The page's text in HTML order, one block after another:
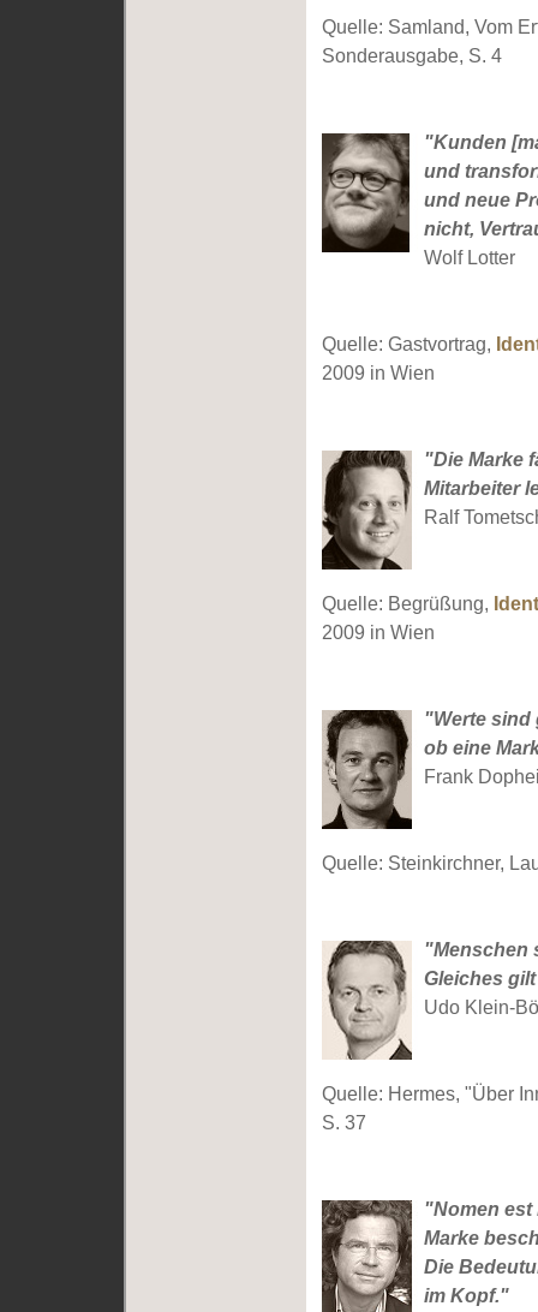
Quelle: Samland, Vom
Sonderausgabe, S. 4
"Kunden
und
und neue
nicht,
Wolf Lotter
Quelle: Gastvortrag,
2009 in Wien
"Die Marke
Mitarbeiter
Ralf
Quelle: Begrüßung,
2009 in Wien
"Werte sind
ob eine
Frank
Quelle: Steinkirchner,
"Menschen
Gleiches
Udo Klein-
Quelle: Hermes, "Über
S. 37
"Nomen est
Marke
Die
im Kopf."